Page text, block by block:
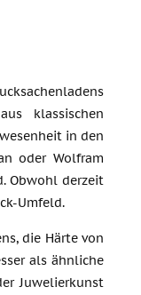
klassischen
in den
oder Wolfram
Obwohl derzeit
Umfeld.
die Härte von
als ähnliche
Juwelierkunst